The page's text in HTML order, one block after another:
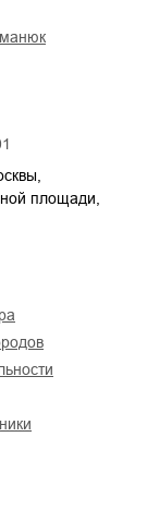
площади,